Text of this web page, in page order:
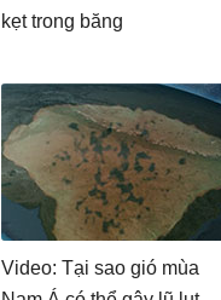
kẹt trong băng
Video: Tại sao gió mùa